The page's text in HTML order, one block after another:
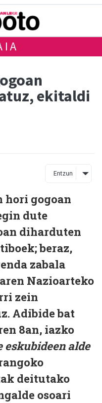
ekitaldi
Entzun
hori gogoan
dute
diharduten
beraz,
zabala
Nazioarteko
zein
Adibide bat
8an, iazko
eskubideen alde
deitutako
osoari